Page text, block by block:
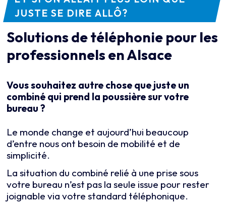
JUSTE SE DIREALLÔ?
Solutions de téléphonie pour les
professionnels en Alsace
Vous souhaitez autre chose que juste un
combiné qui prend la poussière sur votre
bureau ?
Le monde change et aujourd’hui beaucoup
d’entre nous ont besoin de mobilité et de
simplicité.
La situation du combiné relié à une prise sous
votre bureau n’est pas la seule issue pour rester
joignable via votre standard téléphonique.